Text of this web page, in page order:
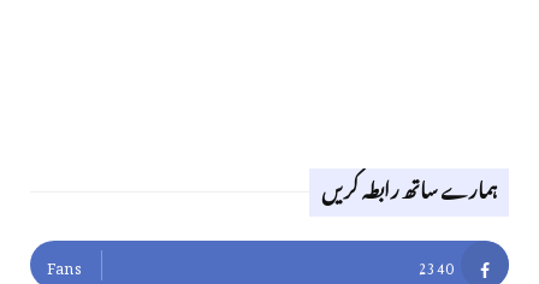
ہمارے ساتھ رابطہ کریں
2340
Fans